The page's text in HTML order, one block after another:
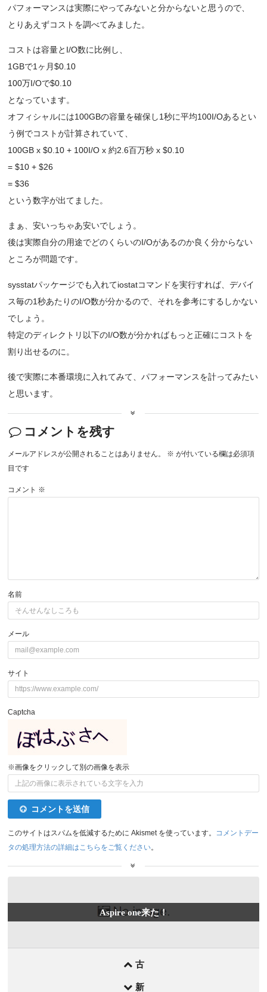
パフォーマンスは実際にやってみないと分からないと思うので、
とりあえずコストを調べてみました。
コストは容量とI/O数に比例し、
1GBで1ヶ月$0.10
100万I/Oで$0.10
となっています。
オフィシャルには100GBの容量を確保し1秒に平均100I/Oあるとい
う例でコストが計算されていて、
100GB x $0.10 + 100I/O x 約2.6百万秒 x $0.10
= $10 + $26
= $36
という数字が出てました。
まぁ、安いっちゃあ安いでしょう。
後は実際自分の用途でどのくらいのI/Oがあるのか良く分からない
ところが問題です。
sysstatパッケージでも入れてiostatコマンドを実行すれば、デバイ
ス毎の1秒あたりのI/O数が分かるので、それを参考にするしかない
でしょう。
特定のディレクトリ以下のI/O数が分かればもっと正確にコストを
割り出せるのに。
後で実際に本番環境に入れてみて、パフォーマンスを計ってみたい
と思います。
コメントを残す
メールアドレスが公開されることはありません。 ※ が付いている欄は必須項
目です
コメント ※
名前
メール
サイト
Captcha
※画像をクリックして別の画像を表示
コメントを送信
このサイトはスパムを低減するために Akismet を使っています。 コメントデー
タの処理方法の詳細はこちらをご覧ください。
前
記
Aspire one来た！
古
新